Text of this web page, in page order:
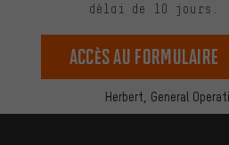
Herbert, General
délai de 10 jours.
Accès au formulaire